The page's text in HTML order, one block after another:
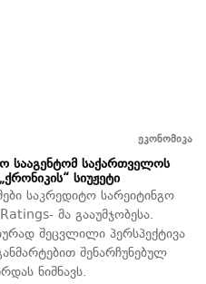
ეკონომიკა
სააგენტომ საქართველოს
სიუჟეტი
საკრედიტო სარეიტინგო
მა გააუმჯობესა.
შეცვლილი პერსპექტივა
შენარჩუნებულ
ნიშნავს.